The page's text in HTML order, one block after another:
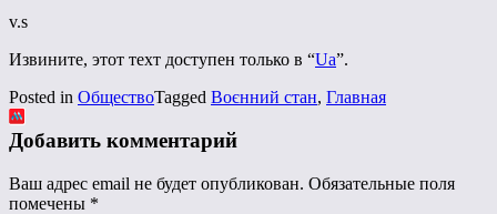
v.s
Извините, этот техт доступен только в “Ua”.
Posted in ОбществоTagged Воєнний стан, Главная
Добавить комментарий
Ваш адрес email не будет опубликован. Обязательные поля
помечены *